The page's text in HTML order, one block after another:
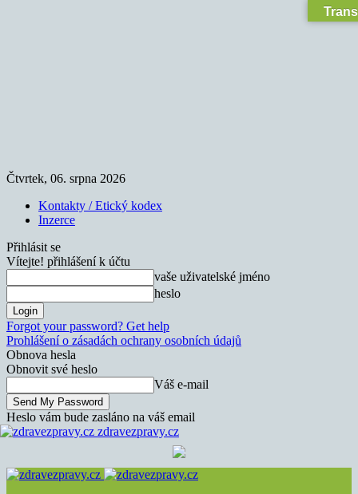
Čtvrtek, 06. srpna 2026
Kontakty / Etický kodex
Inzerce
Přihlásit se
Vítejte! přihlášení k účtu
vaše uživatelské jméno
heslo
Forgot your password? Get help
Prohlášení o zásadách ochrany osobních údajů
Obnova hesla
Obnovit své heslo
Váš e-mail
Heslo vám bude zasláno na váš email
zdravezpravy.cz